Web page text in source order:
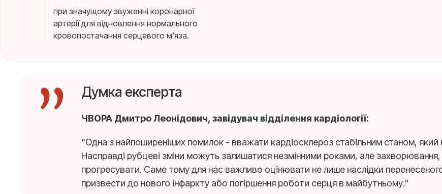
при значущому звуженні коронарної
артерії для відновлення нормального
кровопостачання серцевого м'яза.
Думка експерта
ЧВОРА Дмитро Леонідович, завідувач відділення кардіології:
"Одна з найпоширеніших помилок - вважати кардіосклероз стабільним станом,
Насправді рубцеві зміни можуть залишатися незмінними роками, але
прогресувати. Саме тому для нас важливо оцінювати не лише наслідки
призвести до нового інфаркту або погіршення роботи серця в майбутньому."